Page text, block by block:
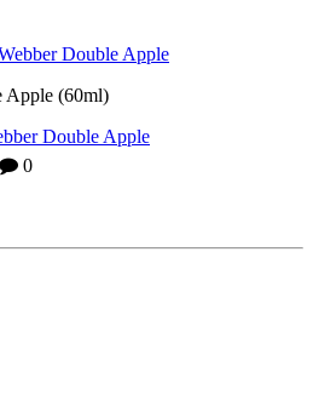
Apple (60ml)
Double Apple
0